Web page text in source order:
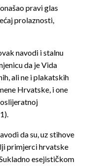
pravi glas
prolaznosti,
navodi i stalnu
da je Vida
ali ne i plakatskih
Hrvatske, i one
da su, uz stihove
primjerci hrvatske
esejističkom